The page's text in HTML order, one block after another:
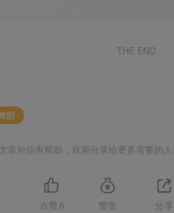
用户组等级标识到舞蹈考级勋章
THE END
蹈
章对你有帮助，欢迎分享给更多需要的
点赞 6 赞赏 分享